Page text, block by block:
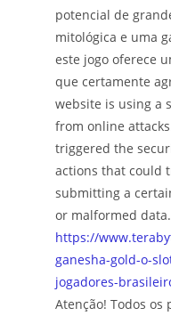
potencial de
mitológica e uma
este jogo oferece
que certamente
website is using a
from online
triggered the
actions that could
submitting a
or malformed data.
https://
ganesha-gold-o-
jogadores-
Atenção! Todos os